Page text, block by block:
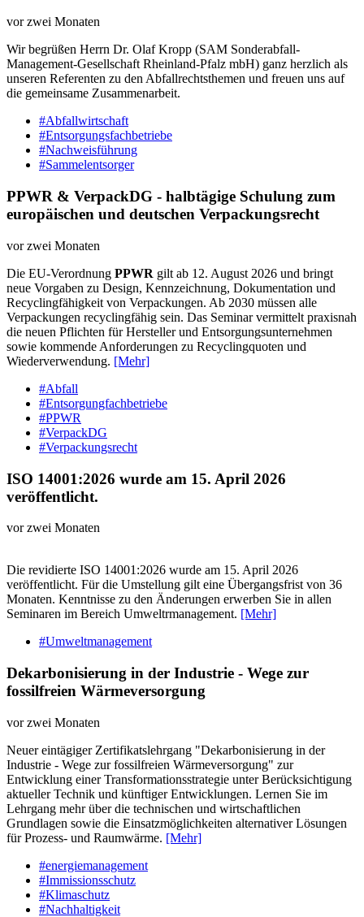
vor zwei Monaten
Wir begrüßen Herrn Dr. Olaf Kropp (SAM Sonderabfall-
Management-Gesellschaft Rheinland-Pfalz mbH) ganz herzlich als
unseren Referenten zu den Abfallrechtsthemen und freuen uns auf
die gemeinsame Zusammenarbeit.
#Abfallwirtschaft
#Entsorgungsfachbetriebe
#Nachweisführung
#Sammelentsorger
PPWR & VerpackDG - halbtägige Schulung zum
europäischen und deutschen Verpackungsrecht
vor zwei Monaten
Die EU-Verordnung PPWR gilt ab 12. August 2026 und bringt
neue Vorgaben zu Design, Kennzeichnung, Dokumentation und
Recyclingfähigkeit von Verpackungen. Ab 2030 müssen alle
Verpackungen recyclingfähig sein. Das Seminar vermittelt praxisnah
die neuen Pflichten für Hersteller und Entsorgungsunternehmen
sowie kommende Anforderungen zu Recyclingquoten und
Wiederverwendung. [Mehr]
#Abfall
#Entsorgungfachbetriebe
#PPWR
#VerpackDG
#Verpackungsrecht
ISO 14001:2026 wurde am 15. April 2026
veröffentlicht.
vor zwei Monaten
Die revidierte ISO 14001:2026 wurde am 15. April 2026
veröffentlicht. Für die Umstellung gilt eine Übergangsfrist von 36
Monaten. Kenntnisse zu den Änderungen erwerben Sie in allen
Seminaren im Bereich Umweltrmanagement. [Mehr]
#Umweltmanagement
Dekarbonisierung in der Industrie - Wege zur
fossilfreien Wärmeversorgung
vor zwei Monaten
Neuer eintägiger Zertifikatslehrgang "Dekarbonisierung in der
Industrie - Wege zur fossilfreien Wärmeversorgung" zur
Entwicklung einer Transformationsstrategie unter Berücksichtigung
aktueller Technik und künftiger Entwicklungen. Lernen Sie im
Lehrgang mehr über die technischen und wirtschaftlichen
Grundlagen sowie die Einsatzmöglichkeiten alternativer Lösungen
für Prozess- und Raumwärme. [Mehr]
#energiemanagement
#Immissionsschutz
#Klimaschutz
#Nachhaltigkeit